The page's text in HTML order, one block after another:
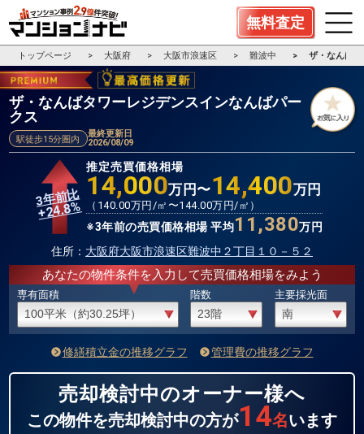
無料査定
トップページ 大阪府 大阪市浪速区 難波中 ザ・なんば
ザ・なんばタワーレジデンスインなんばパー
クス
駅徒歩15分圏内
最終更新日
2026/08/09
3年前比
+24.8%
推定売買価格相場
14,000万円〜14,400万円
（ 140.00万円/㎡〜144.00万円/㎡）
※3年前の売買価格相場 平均11,380万円
住所： 大阪府大阪市浪速区難波中２丁目１０－５２
あなたの物件条件を入力して売買価格相場をみよう
専有面積 階数 主要採光面
修繕積立金の推移グラフ 管理費の推移グラフ
売却検討中のオーナー様へ
この物件を売却検討中の方が14名います